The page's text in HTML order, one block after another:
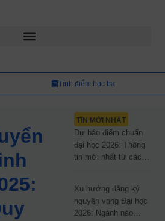
Tính điểm học bạ
TIN MỚI NHẤT
Dự báo điểm chuẩn
đại học 2026: Thông
tin mới nhất từ các
Xu hướng đăng ký
nguyện vọng Đại học
2026: Ngành nào